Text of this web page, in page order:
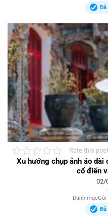
Đã
Rate this post
Xu hướng chụp ảnh áo
cổ điển
02/
Danh
Đã